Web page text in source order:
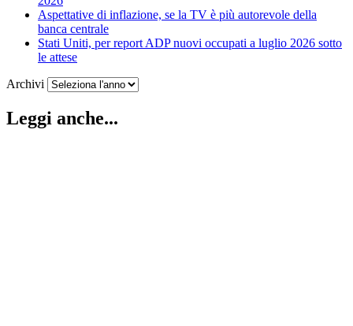
Aspettative di inflazione, se la TV è più autorevole della
banca centrale
Stati Uniti, per report ADP nuovi occupati a luglio 2026 sotto
le attese
Archivi
Leggi anche...